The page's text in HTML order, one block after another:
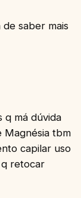
de saber mais
q má dúvida
Magnésia tbm
capilar uso
q retocar